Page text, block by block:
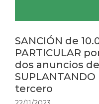
SANCIÓN de
PARTICULAR
dos anuncios
tercero